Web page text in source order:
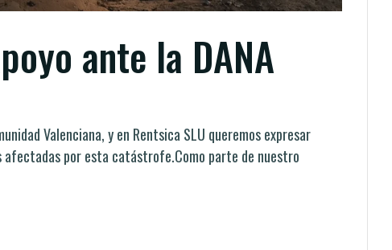
ante la DANA
Valenciana, y en Rentsica SLU queremos expresar
por esta catástrofe.Como parte de nuestro